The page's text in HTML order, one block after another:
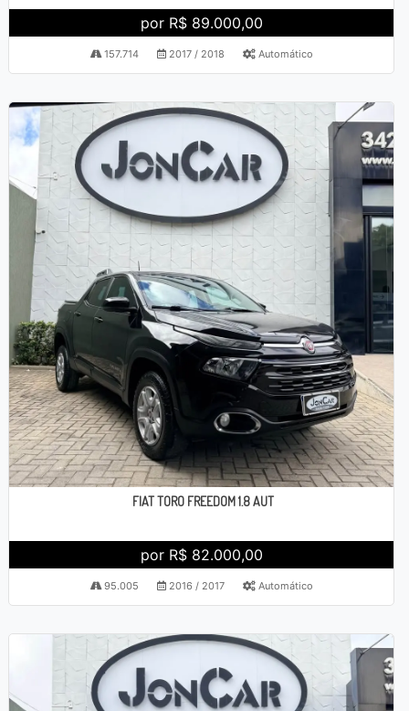
por R$ 89.000,00
157.714 2017 / 2018 Automático
FIAT TORO FREEDOM 1.8 AUT
por R$ 82.000,00
95.005 2016 / 2017 Automático